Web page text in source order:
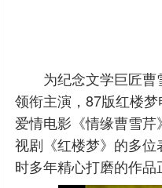
为纪念文学巨匠
领衔主演，87版红楼
爱情电影《情缘曹雪
视剧《红楼梦》的多
时多年精心打磨的作品